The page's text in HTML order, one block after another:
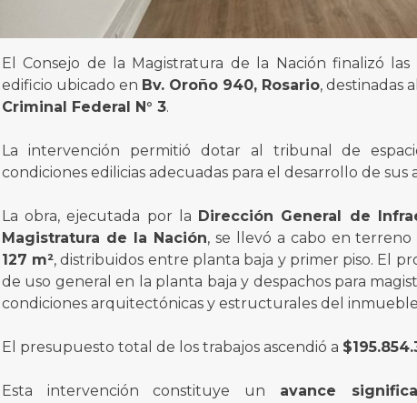
El Consejo de la Magistratura de la Nación finalizó
edificio ubicado en Bv. Oroño 940, Rosario, destinadas
Criminal Federal N° 3.
La intervención permitió dotar al tribunal de
condiciones edilicias adecuadas para el desarrollo de sus
La obra, ejecutada por la Dirección General de
Magistratura de la Nación, se llevó a cabo en
127 m², distribuidos entre planta baja y primer piso. El
de uso general en la planta baja y despachos para
condiciones arquitectónicas y estructurales del
El presupuesto total de los trabajos ascendió a
Esta intervención constituye un avance